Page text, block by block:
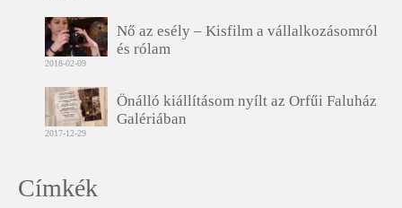
Nő az esély – Kisfilm a vállalkozásomról
és rólam
2018-02-09
Önálló kiállításom nyílt az Orfűi Faluház
Galériában
2017-12-29
Címkék